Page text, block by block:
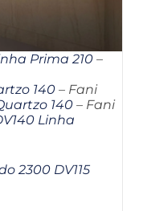
Prima 210 –
140 – Fani
140 – Fani
Linha
2300 DV115